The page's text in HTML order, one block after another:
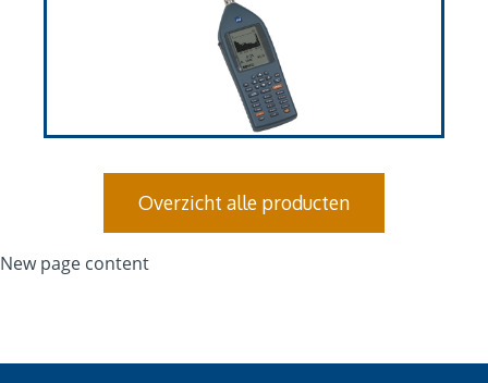
Overzicht alle producten
New page content